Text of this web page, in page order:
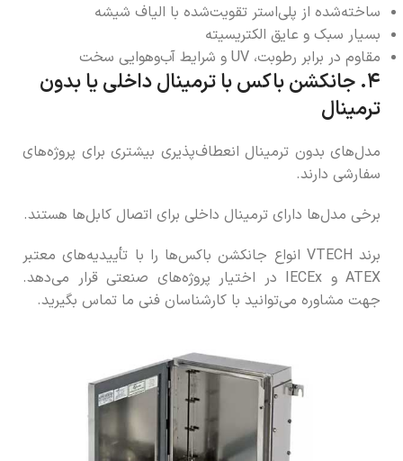
ساخته‌شده از پلی‌استر تقویت‌شده با الیاف شیشه
بسیار سبک و عایق الکتریسیته
مقاوم در برابر رطوبت، UV و شرایط آب‌وهوایی سخت
۴. جانکشن باکس با ترمینال داخلی یا بدون
ترمینال
مدل‌های بدون ترمینال انعطاف‌پذیری بیشتری برای پروژه‌های
سفارشی دارند.
برخی مدل‌ها دارای ترمینال داخلی برای اتصال کابل‌ها هستند.
برند VTECH انواع جانکشن باکس‌ها را با تأییدیه‌های معتبر
ATEX و IECEx در اختیار پروژه‌های صنعتی قرار می‌دهد.
جهت مشاوره می‌توانید با کارشناسان فنی ما تماس بگیرید.